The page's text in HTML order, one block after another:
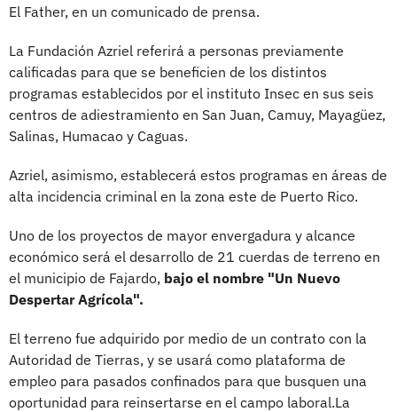
El Father, en un comunicado de prensa.
La Fundación Azriel referirá a personas previamente
calificadas para que se beneficien de los distintos
programas establecidos por el instituto Insec en sus seis
centros de adiestramiento en San Juan, Camuy, Mayagüez,
Salinas, Humacao y Caguas.
Azriel, asimismo, establecerá estos programas en áreas de
alta incidencia criminal en la zona este de Puerto Rico.
Uno de los proyectos de mayor envergadura y alcance
económico será el desarrollo de 21 cuerdas de terreno en
el municipio de Fajardo, bajo el nombre "Un Nuevo
Despertar Agrícola".
El terreno fue adquirido por medio de un contrato con la
Autoridad de Tierras, y se usará como plataforma de
empleo para pasados confinados para que busquen una
oportunidad para reinsertarse en el campo laboral.La